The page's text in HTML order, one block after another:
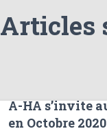
Articles
A-HA s’invite
en Octobre